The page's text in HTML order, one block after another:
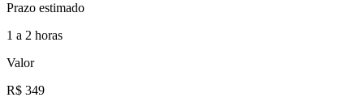
Prazo estimado
1 a 2 horas
Valor
R$ 349